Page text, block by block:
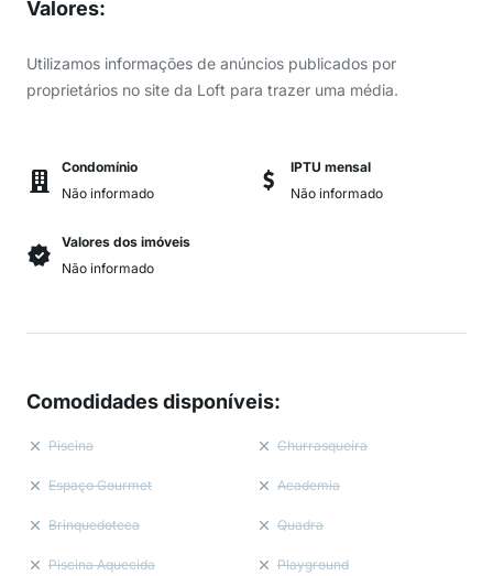
Valores:
Utilizamos informações de anúncios publicados por
proprietários no site da Loft para trazer uma média.
Condomínio
Não informado
IPTU mensal
Não informado
Valores dos imóveis
Não informado
Comodidades disponíveis:
Piscina Churrasqueira
Espaço Gourmet Academia
Brinquedoteca Quadra
Piscina Aquecida Playground